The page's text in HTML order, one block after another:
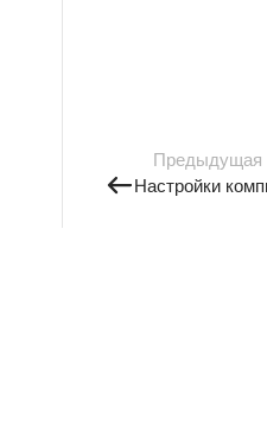
Предыдущая
Настройки